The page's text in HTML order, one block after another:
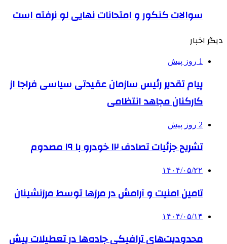
سوالات کنکور و امتحانات نهایی لو نرفته است
دیگر اخبار
1 روز پیش
پیام تقدیر رئیس سازمان عقیدتی سیاسی فراجا از
کارکنان مجاهد انتظامی
2 روز پیش
تشریح جزئیات تصادف ۱۲ خودرو با ۱۹ مصدوم
۱۴۰۴/۰۵/۲۲
تامین امنیت و آرامش در مرزها توسط مرزنشینان
۱۴۰۴/۰۵/۱۴
محدودیت‌های ترافیکی جاده‌ها در تعطیلات پیش